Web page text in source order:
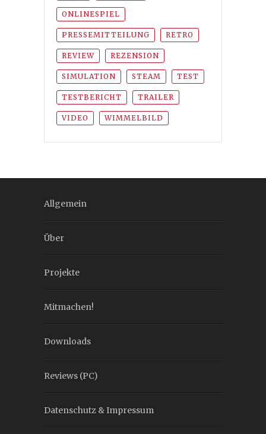
ONLINESPIEL
PRESSEMITTEILUNG RETRO
REVIEW REZENSION
SIMULATION STEAM TEST
TESTBERICHT TRAILER
VIDEO WIMMELBILD
Allgemein
Über
Projekte
Mitmachen!
Downloads
Reviews (PC)
Datenschutz & Impressum